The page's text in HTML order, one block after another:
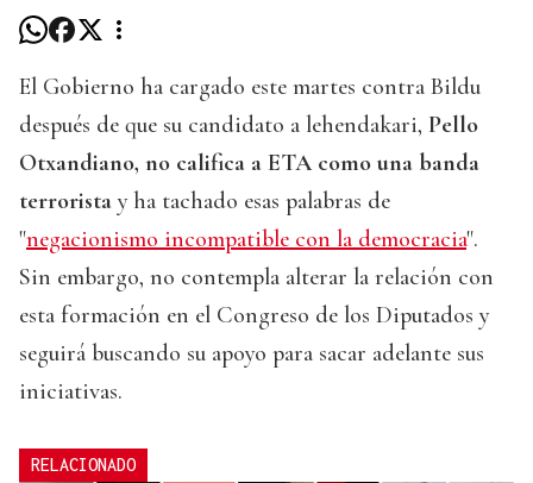
El Gobierno ha cargado este martes contra Bildu
después de que su candidato a lehendakari, Pello
Otxandiano, no califica a ETA como una banda
terrorista y ha tachado esas palabras de
"negacionismo incompatible con la democracia".
Sin embargo, no contempla alterar la relación con
esta formación en el Congreso de los Diputados y
seguirá buscando su apoyo para sacar adelante sus
iniciativas.
RELACIONADO